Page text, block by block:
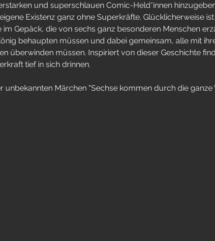
und superschlauen Comic-Held*innen
Existenz ganz ohne Superkräfte. Glücklicherweise
Gepäck, die von sechs ganz besonderen Menschen
behaupten müssen und dabei gemeinsam, alle mit
überwinden müssen. Inspiriert von dieser Geschichte
tief in sich drinnen.
unbekannten Märchen "Sechse kommen durch die ganze